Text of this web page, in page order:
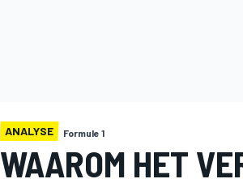
ANALYSE Formule 1
WAAROM HET